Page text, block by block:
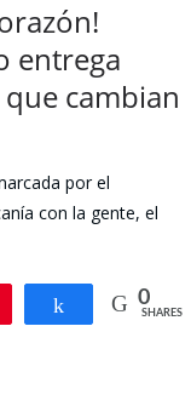
entrega
cambian
por el
con la gente, el
Share 0
SHARES